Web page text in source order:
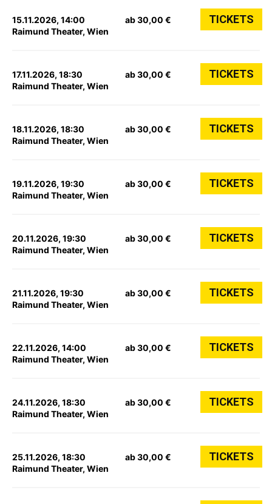
15.11.2026, 14:00
Raimund Theater, Wien
ab 30,00 € TICKETS
17.11.2026, 18:30
Raimund Theater, Wien
ab 30,00 € TICKETS
18.11.2026, 18:30
Raimund Theater, Wien
ab 30,00 € TICKETS
19.11.2026, 19:30
Raimund Theater, Wien
ab 30,00 € TICKETS
20.11.2026, 19:30
Raimund Theater, Wien
ab 30,00 € TICKETS
21.11.2026, 19:30
Raimund Theater, Wien
ab 30,00 € TICKETS
22.11.2026, 14:00
Raimund Theater, Wien
ab 30,00 € TICKETS
24.11.2026, 18:30
Raimund Theater, Wien
ab 30,00 € TICKETS
25.11.2026, 18:30
Raimund Theater, Wien
ab 30,00 € TICKETS